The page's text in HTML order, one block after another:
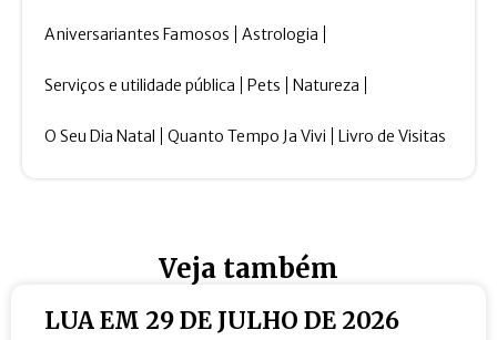
Aniversariantes Famosos Astrologia
Serviços e utilidade pública Pets Natureza
O Seu Dia Natal Quanto Tempo Ja Vivi Livro de Visitas
Veja também
LUA EM 29 DE JULHO DE 2026